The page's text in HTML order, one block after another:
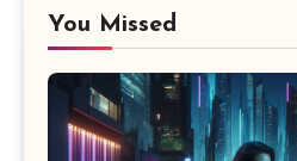
You Missed